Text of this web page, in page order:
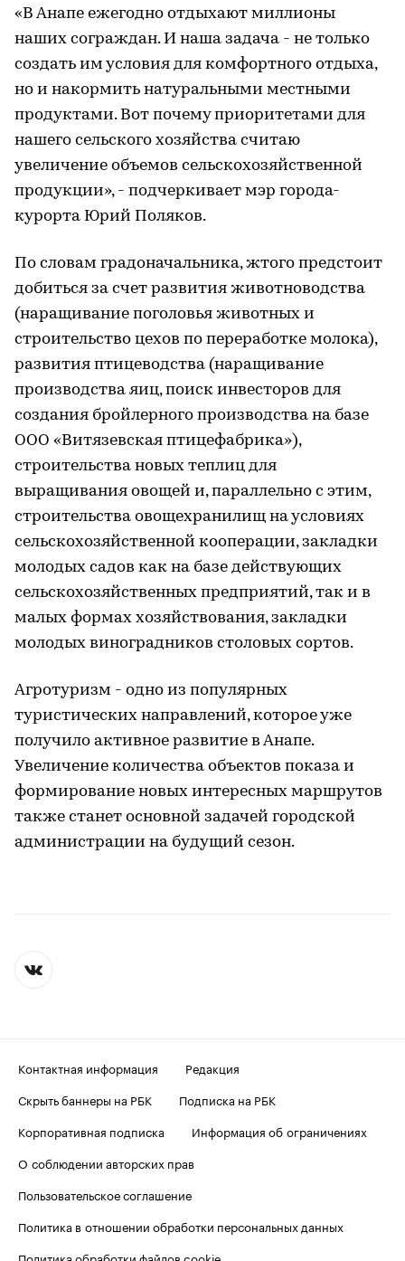
«В Анапе ежегодно отдыхают миллионы
наших сограждан. И наша задача - не только
создать им условия для комфортного отдыха,
но и накормить натуральными местными
продуктами. Вот почему приоритетами для
нашего сельского хозяйства считаю
увеличение объемов сельскохозяйственной
продукции», - подчеркивает мэр города-
курорта Юрий Поляков.
По словам градоначальника, жтого предстоит
добиться за счет развития животноводства
(наращивание поголовья животных и
строительство цехов по переработке молока),
развития птицеводства (наращивание
производства яиц, поиск инвесторов для
создания бройлерного производства на базе
ООО «Витязевская птицефабрика»),
строительства новых теплиц для
выращивания овощей и, параллельно с этим,
строительства овощехранилищ на условиях
сельскохозяйственной кооперации, закладки
молодых садов как на базе действующих
сельскохозяйственных предприятий, так и в
малых формах хозяйствования, закладки
молодых виноградников столовых сортов.
Агротуризм - одно из популярных
туристических направлений, которое уже
получило активное развитие в Анапе.
Увеличение количества объектов показа и
формирование новых интересных маршрутов
также станет основной задачей городской
администрации на будущий сезон.
Контактная информация
Редакция
Скрыть баннеры на РБК
Подписка на РБК
Корпоративная подписка
Информация об ограничениях
О соблюдении авторских прав
Пользовательское соглашение
Политика в отношении обработки персональных данных
Политика обработки файлов cookie